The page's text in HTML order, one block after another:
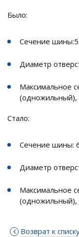
Было:
Сечение
Диаметр
Максимальное
(одножильный),
Стало:
Сечение шины:
Диаметр
Максимальное
(одножильный),
Возврат к